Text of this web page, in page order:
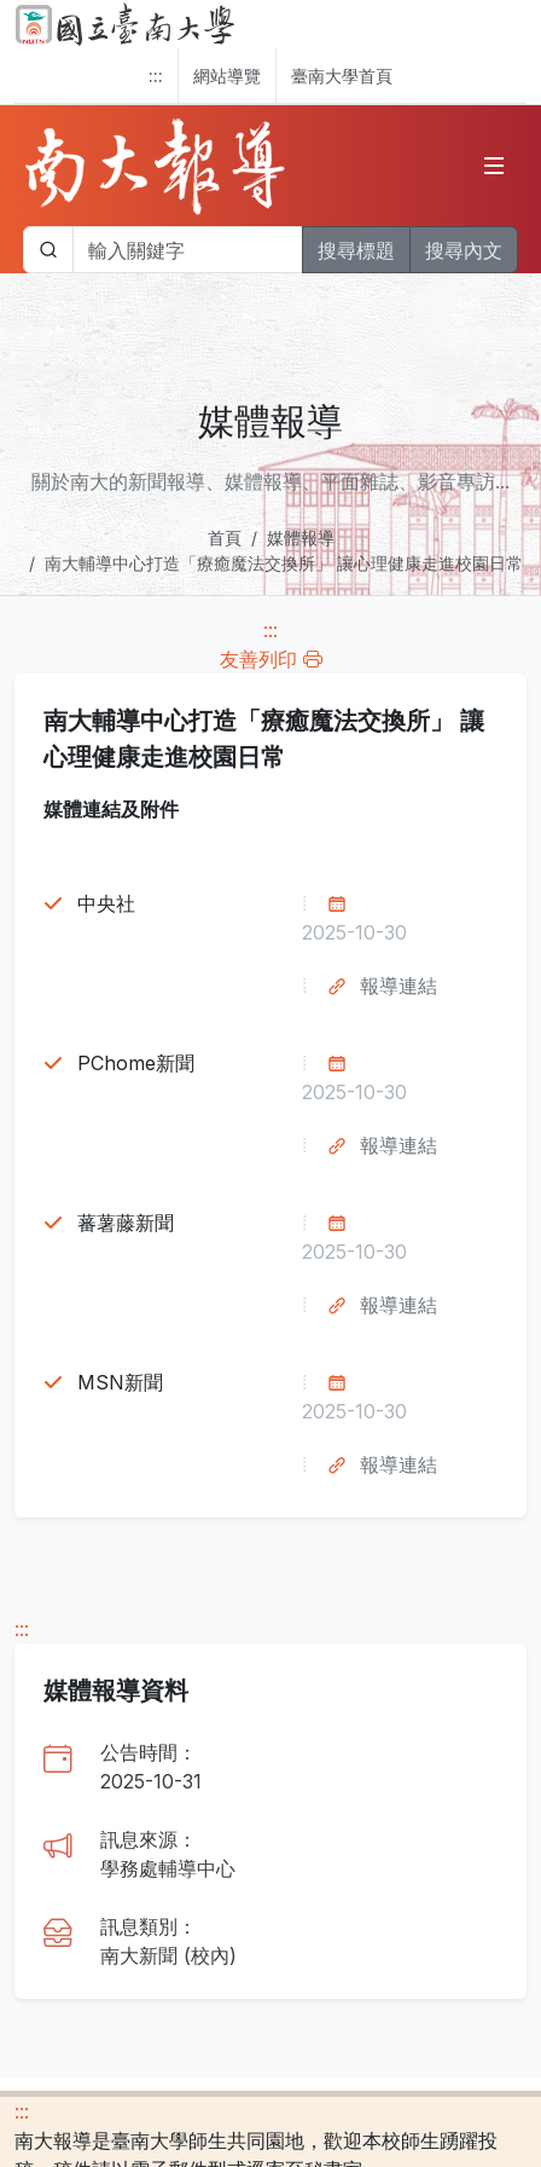
::: 網站導覽 臺南大學首頁
搜尋標題 搜尋內文
媒體報導
關於南大的新聞報導、媒體報導、平面雜誌、影音專訪...
首頁
媒體報導
南大輔導中心打造「療癒魔法交換所」 讓心理健康走進校園日常
:::
友善列印
南大輔導中心打造「療癒魔法交換所」 讓
心理健康走進校園日常
媒體連結及附件
中央社
2025-10-30
報導連結
PChome新聞
2025-10-30
報導連結
蕃薯藤新聞
2025-10-30
報導連結
MSN新聞
2025-10-30
報導連結
:::
媒體報導資料
公告時間：
2025-10-31
訊息來源：
學務處輔導中心
訊息類別：
南大新聞 (校內)
:::
南大報導是臺南大學師生共同園地，歡迎本校師生踴躍投